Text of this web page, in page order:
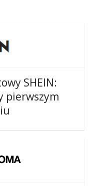
SHEIN:
pierwszym